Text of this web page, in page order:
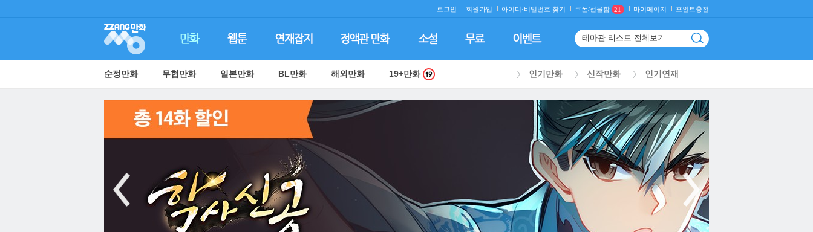
로그인 회원가입 아이디·비밀번호 찾기 쿠폰/선물함 21 마이페이지 포인트충전
순정만화 무협만화 일본만화 BL만화 해외만화 19+만화 인기만화 신작만화 인기연재